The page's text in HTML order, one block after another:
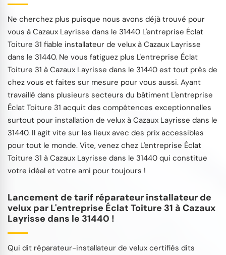
Ne cherchez plus puisque nous avons déjà trouvé pour
vous à Cazaux Layrisse dans le 31440 L'entreprise Éclat
Toiture 31 fiable installateur de velux à Cazaux Layrisse
dans le 31440. Ne vous fatiguez plus L'entreprise Éclat
Toiture 31 à Cazaux Layrisse dans le 31440 est tout près de
chez vous et faites sur mesure pour vous aussi. Ayant
travaillé dans plusieurs secteurs du bâtiment L'entreprise
Éclat Toiture 31 acquit des compétences exceptionnelles
surtout pour installation de velux à Cazaux Layrisse dans le
31440. Il agit vite sur les lieux avec des prix accessibles
pour tout le monde. Vite, venez chez L'entreprise Éclat
Toiture 31 à Cazaux Layrisse dans le 31440 qui constitue
votre idéal et votre ami pour toujours !
Lancement de tarif réparateur installateur de
velux par L'entreprise Éclat Toiture 31 à Cazaux
Layrisse dans le 31440 !
Qui dit réparateur-installateur de velux certifiés dits